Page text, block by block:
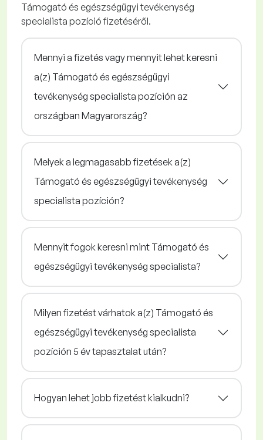
Támogató és egészségügyi tevékenység
specialista pozíció fizetéséről.
Mennyi a fizetés vagy mennyit lehet keresni
a(z) Támogató és egészségügyi
tevékenység specialista pozíción az
országban Magyarország?
Melyek a legmagasabb fizetések a(z)
Támogató és egészségügyi tevékenység
specialista pozíción?
Mennyit fogok keresni mint Támogató és
egészségügyi tevékenység specialista?
Milyen fizetést várhatok a(z) Támogató és
egészségügyi tevékenység specialista
pozíción 5 év tapasztalat után?
Hogyan lehet jobb fizetést kialkudni?